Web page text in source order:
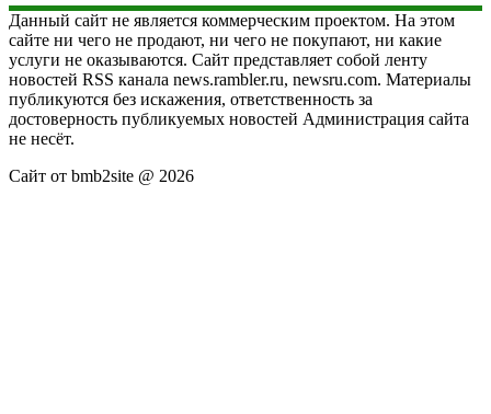
Данный сайт не является коммерческим проектом. На этом
сайте ни чего не продают, ни чего не покупают, ни какие
услуги не оказываются. Сайт представляет собой ленту
новостей RSS канала news.rambler.ru, newsru.com. Материалы
публикуются без искажения, ответственность за
достоверность публикуемых новостей Администрация сайта
не несёт.
Сайт от bmb2site @ 2026